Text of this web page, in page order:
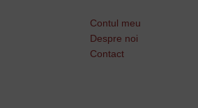
Contul meu
Despre noi
Contact